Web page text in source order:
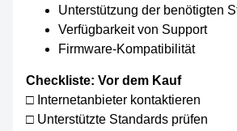
Unterstützung der benötigten
Verfügbarkeit von Support
Firmware-Kompatibilität
Checkliste: Vor dem Kauf
□ Internetanbieter kontaktieren
□ Unterstützte Standards prüfen